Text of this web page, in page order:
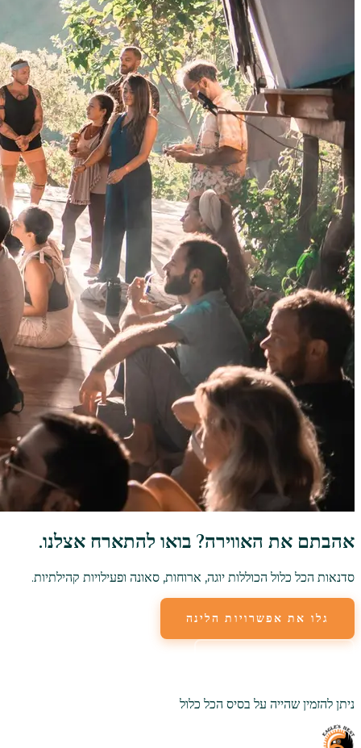
אהבתם את האווירה? בואו להתארח אצלנו.
סדנאות הכל כלול הכוללות יוגה, ארוחות, סאונה ופעילויות קהילתיות.
גלו את אפשרויות הלינה
ניתן להזמין שהייה על בסיס הכל כלול